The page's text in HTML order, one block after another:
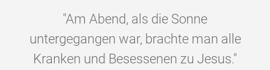
"Am Abend, als die Sonne
untergegangen war, brachte man alle
Kranken und Besessenen zu Jesus."